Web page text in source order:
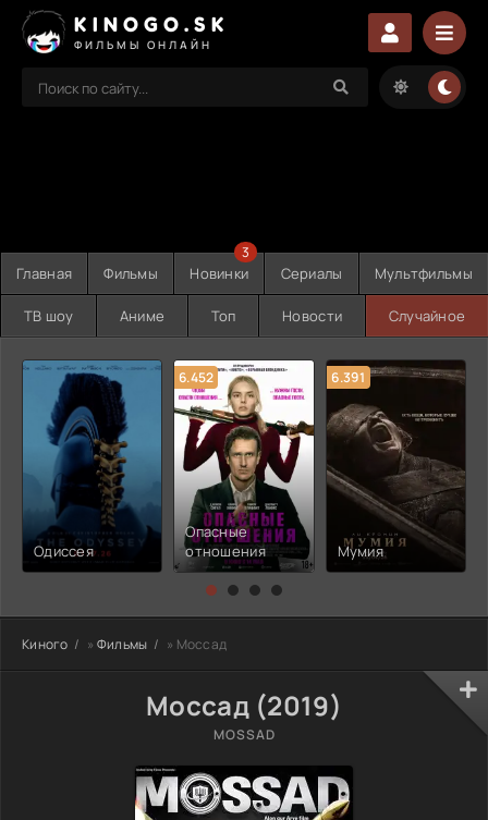
KINOGO.SK
ФИЛЬМЫ ОНЛАЙН
Главная Фильмы Новинки
3
Сериалы Мультфильмы
ТВ шоу Аниме Топ Новости Случайное
Одиссея
6.452
Опасные
отношения
6.391
Мумия
Киного » Фильмы » Моссад
Моссад (2019)
MOSSAD